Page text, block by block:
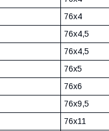
76х4
76х4,5
76х4,5
76х5
76х6
76х9,5
76х11